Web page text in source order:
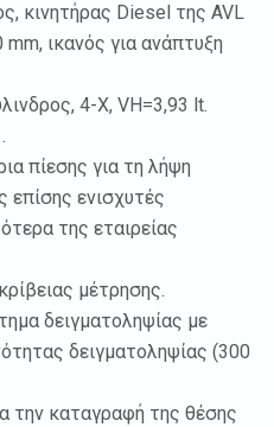
κινητήρας Diesel της AVL
ικανός για ανάπτυξη
4-Χ, VH=3,93 lt.
πίεσης για τη λήψη
ενισχυτές
της εταιρείας
μέτρησης.
δειγματοληψίας με
δειγματοληψίας (300
την καταγραφή της θέσης